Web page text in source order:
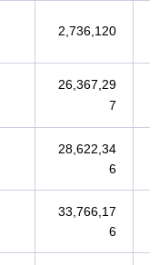
2,736,120
26,367,29
7
28,622,34
6
33,766,17
6